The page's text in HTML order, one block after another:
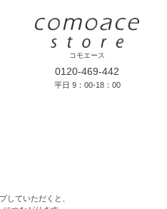
コモエース
0120-469-442
平日 9：00-18：00
していただくと、